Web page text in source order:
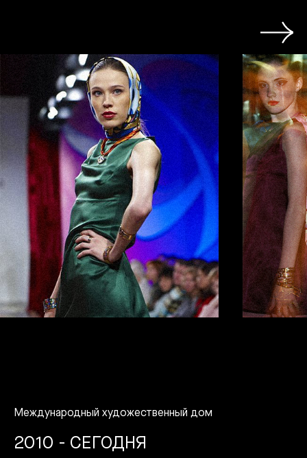
2010 - СЕГОДНЯ
Международный художественный дом